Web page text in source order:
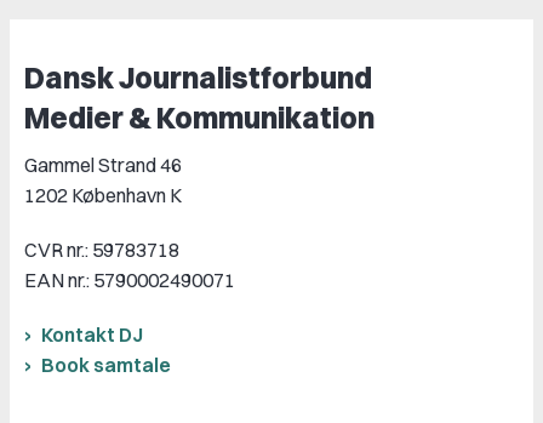
Dansk Journalistforbund
Medier & Kommunikation
Gammel Strand 46
1202 København K
CVR nr.: 59783718
EAN nr.: 5790002490071
Kontakt DJ
Book samtale